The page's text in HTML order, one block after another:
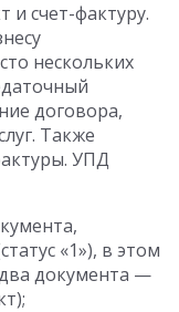
и счет-фактуру.
нескольких
договора,
Также
УПД
«1»), в этом
два документа —